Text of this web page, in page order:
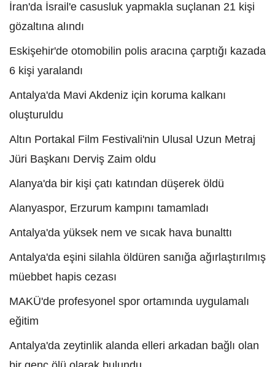
İran'da İsrail'e casusluk yapmakla suçlanan 21 kişi
gözaltına alındı
Eskişehir'de otomobilin polis aracına çarptığı kazada
6 kişi yaralandı
Antalya'da Mavi Akdeniz için koruma kalkanı
oluşturuldu
Altın Portakal Film Festivali'nin Ulusal Uzun Metraj
Jüri Başkanı Derviş Zaim oldu
Alanya'da bir kişi çatı katından düşerek öldü
Alanyaspor, Erzurum kampını tamamladı
Antalya'da yüksek nem ve sıcak hava bunalttı
Antalya'da eşini silahla öldüren sanığa ağırlaştırılmış
müebbet hapis cezası
MAKÜ'de profesyonel spor ortamında uygulamalı
eğitim
Antalya'da zeytinlik alanda elleri arkadan bağlı olan